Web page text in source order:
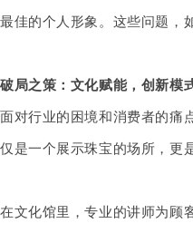
最佳的个人形象。这些问题，
破局之策：文化赋能，创新模
面对行业的困境和消费者的痛
仅是一个展示珠宝的场所，更
在文化馆里，专业的讲师为顾